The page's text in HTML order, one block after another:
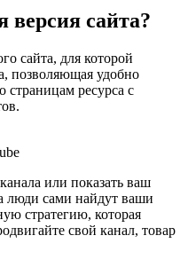
версия сайта?
сайта, для которой
позволяющая удобно
страницам ресурса с
или показать ваш
люди сами найдут ваши
стратегию, которая
свой канал, товар